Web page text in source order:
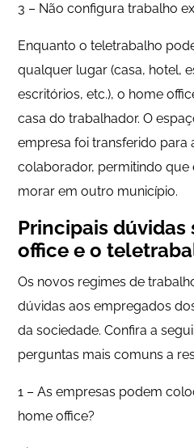
3 – Não configura trabalho
Enquanto o teletrabalho
qualquer lugar (casa, hotel,
escritórios, etc.), o home
casa do trabalhador. O
empresa foi transferido para
colaborador, permitindo que
morar em outro município.
Principais dúvidas
office e o
Os novos regimes de
dúvidas aos empregados
da sociedade. Confira a
perguntas mais comuns a
1 – As empresas podem
home office?